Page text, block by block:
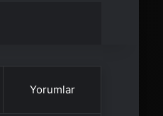
Yorumlar